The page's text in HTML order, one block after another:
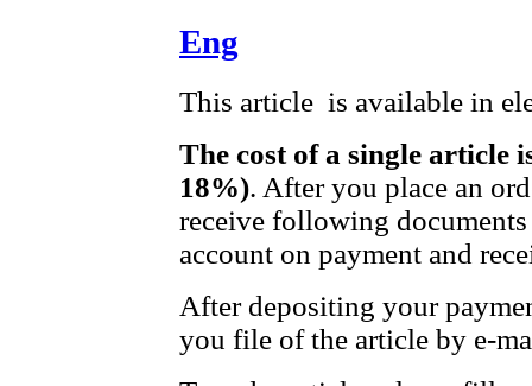
Eng
This article is available in
The cost of a single article
18%). After you place an
receive following
account on payment and
After depositing your
you file of the article by e-